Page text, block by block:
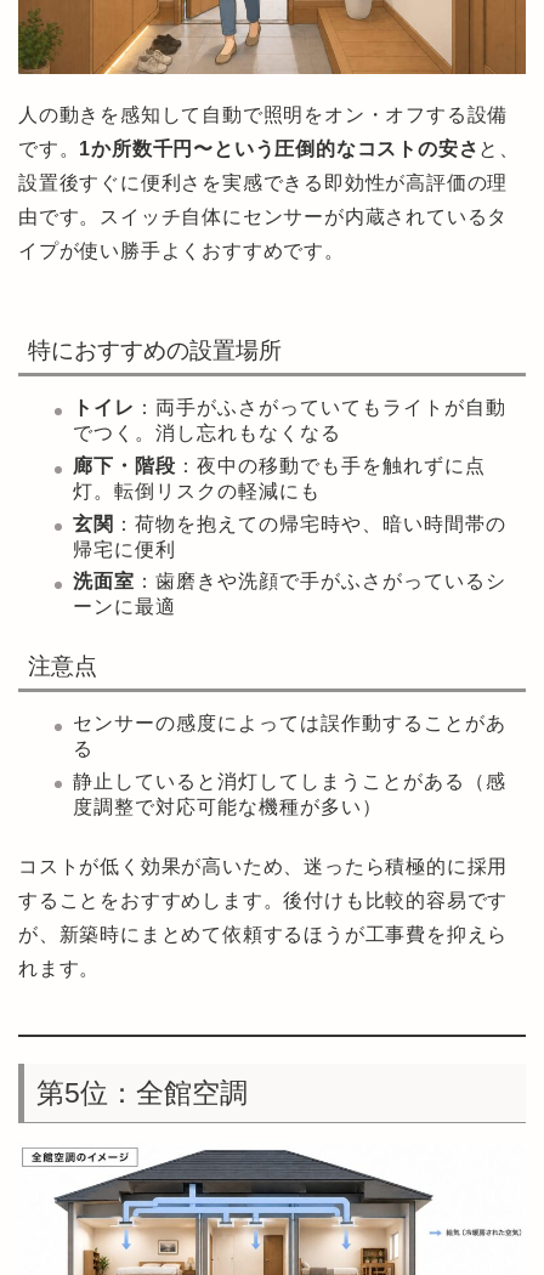
人の動きを感知して自動で照明をオン・オフする設備
です。 1か所数千円〜という圧倒的なコストの安さ と、
設置後すぐに便利さを実感できる即効性が高評価の理
由です。スイッチ自体にセンサーが内蔵されているタ
イプが使い勝手よくおすすめです。
特におすすめの設置場所
トイレ ：両手がふさがっていてもライトが自動
でつく。消し忘れもなくなる
廊下・階段 ：夜中の移動でも手を触れずに点
灯。転倒リスクの軽減にも
玄関 ：荷物を抱えての帰宅時や、暗い時間帯の
帰宅に便利
洗面室 ：歯磨きや洗顔で手がふさがっているシ
ーンに最適
注意点
センサーの感度によっては誤作動することがあ
る
静止していると消灯してしまうことがある（感
度調整で対応可能な機種が多い）
コストが低く効果が高いため、迷ったら積極的に採用
することをおすすめします。後付けも比較的容易です
が、新築時にまとめて依頼するほうが工事費を抑えら
れます。
第5位：全館空調